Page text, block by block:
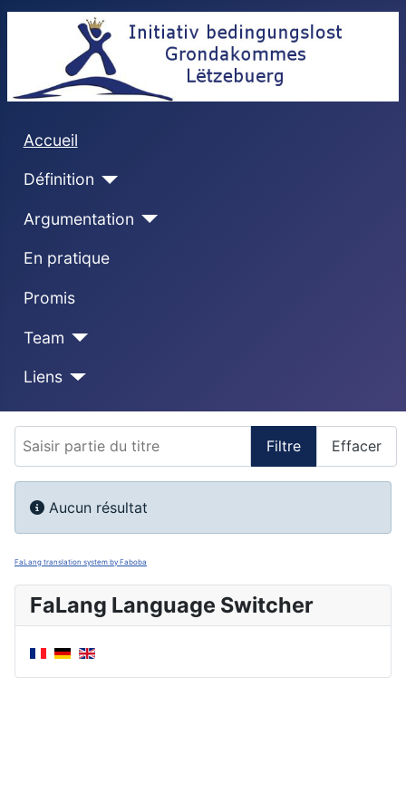
Accueil
Définition
Argumentation
En pratique
Promis
Team
Liens
Filtre Effacer
Info
Aucun résultat
FaLang translation system by Faboba
FaLang Language Switcher